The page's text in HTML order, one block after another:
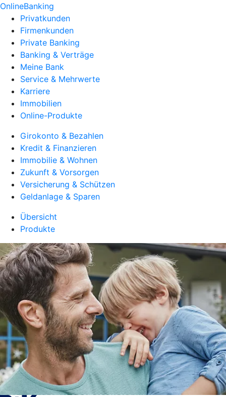
OnlineBanking
Privatkunden
Firmenkunden
Private Banking
Banking & Verträge
Meine Bank
Service & Mehrwerte
Karriere
Immobilien
Online-Produkte
Girokonto & Bezahlen
Kredit & Finanzieren
Immobilie & Wohnen
Zukunft & Vorsorgen
Versicherung & Schützen
Geldanlage & Sparen
Übersicht
Produkte